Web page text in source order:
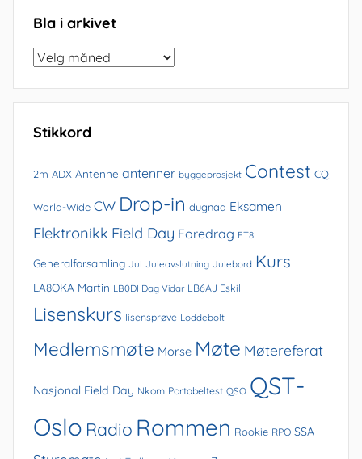
Bla i arkivet
Bla
arkivet
Stikkord
2m ADX Antenne antenner byggeprosjekt Contest CQ
World-Wide CW Drop-in dugnad Eksamen
Elektronikk Field Day Foredrag FT8
Generalforsamling Jul Juleavslutning Julebord Kurs
LA8OKA Martin LB0DI Dag Vidar LB6AJ Eskil
Lisenskurs lisensprøve Loddebolt
Medlemsmøte Morse Møte Møtereferat
Nasjonal Field Day Nkom Portabeltest QSO QST-
Oslo Radio Rommen Rookie RPO SSA